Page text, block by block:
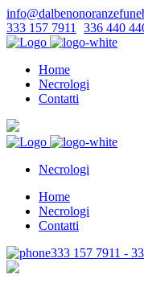
333 157 7911
336 440
Home
Necrologi
Contatti
Necrologi
Home
Necrologi
Contatti
333 157 7911 -